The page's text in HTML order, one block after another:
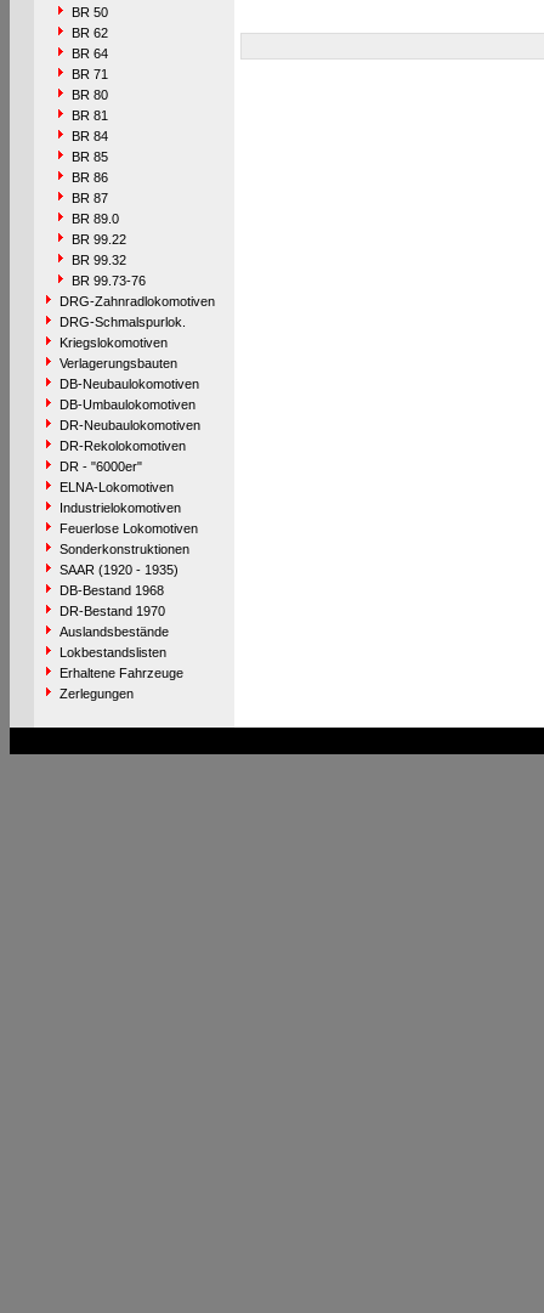
BR 50
BR 62
BR 64
BR 71
BR 80
BR 81
BR 84
BR 85
BR 86
BR 87
BR 89.0
BR 99.22
BR 99.32
BR 99.73-76
DRG-Zahnradlokomotiven
DRG-Schmalspurlok.
Kriegslokomotiven
Verlagerungsbauten
DB-Neubaulokomotiven
DB-Umbaulokomotiven
DR-Neubaulokomotiven
DR-Rekolokomotiven
DR - "6000er"
ELNA-Lokomotiven
Industrielokomotiven
Feuerlose Lokomotiven
Sonderkonstruktionen
SAAR (1920 - 1935)
DB-Bestand 1968
DR-Bestand 1970
Auslandsbestände
Lokbestandslisten
Erhaltene Fahrzeuge
Zerlegungen